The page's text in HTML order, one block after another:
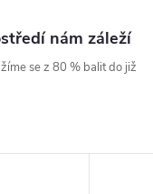
nám záleží
se z 80 % balit do již